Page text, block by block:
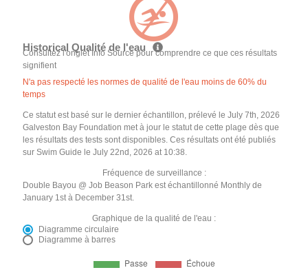
Historical Qualité de l'eau
Consultez l'onglet Info Source pour comprendre ce que ces résultats
signifient
N'a pas respecté les normes de qualité de l'eau moins de 60% du
temps
Ce statut est basé sur le dernier échantillon, prélevé le July 7th, 2026
Galveston Bay Foundation met à jour le statut de cette plage dès que
les résultats des tests sont disponibles. Ces résultats ont été publiés
sur Swim Guide le July 22nd, 2026 at 10:38.
Fréquence de surveillance :
Double Bayou @ Job Beason Park est échantillonné Monthly de
January 1st à December 31st.
Graphique de la qualité de l'eau :
Diagramme circulaire
Diagramme à barres